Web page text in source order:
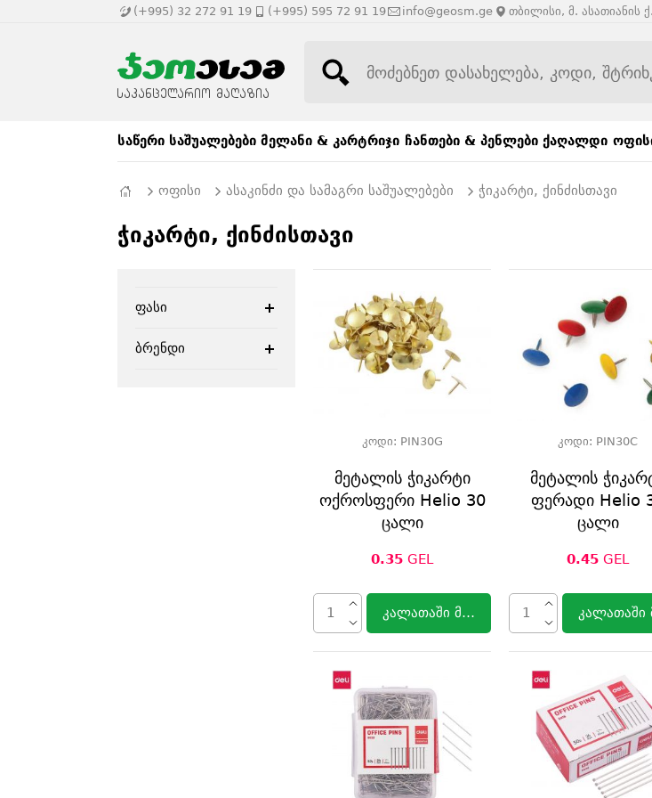
(+995) 32 272 91 19 (+995) 595 72 91 19 info@geosm.ge თბილისი, მ. ასათიანის
საწერი საშუალებები მელანი & კარტრიჯი ჩანთები & პენლები ქაღალდი
ოფისი ასაკინძი და სამაგრი საშუალებები ჭიკარტი, ქინძისთავი
ჭიკარტი, ქინძისთავი
ფასი
ბრენდი
კოდი: PIN30G
მეტალის ჭიკარტი
ოქროსფერი Helio 30
ცალი
0.35 GEL
კალათაში მოთავსება
კოდი: PIN30C
მეტალის
ფერადი Helio
ცალი
0.45 GEL
კალათაში